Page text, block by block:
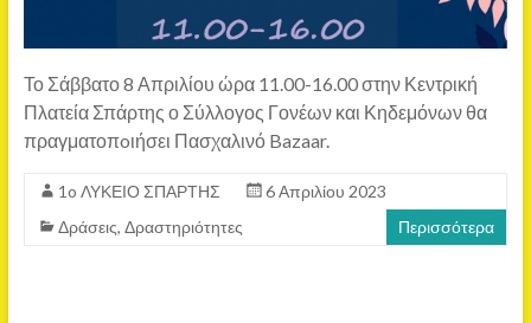
Το Σάββατο 8 Απριλίου ώρα 11.00-16.00 στην Κεντρική
Πλατεία Σπάρτης ο Σύλλογος Γονέων και Κηδεμόνων θα
πραγματοπoιήσει Πασχαλινό Bazaar.
1o ΛΥΚΕΙΟ ΣΠΑΡΤΗΣ
6 Απριλίου 2023
Δράσεις, Δραστηριότητες Περισσότερα